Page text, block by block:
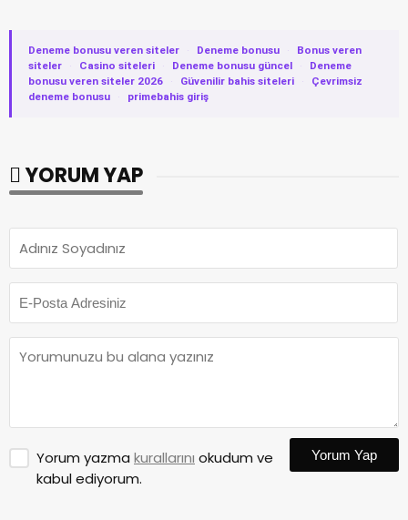
Deneme bonusu veren siteler · Deneme bonusu ·
Bonus veren
siteler
· Casino siteleri · Deneme bonusu güncel ·
Deneme
bonusu veren siteler 2026
· Güvenilir bahis siteleri ·
Çevrimsiz
deneme bonusu
· primebahis giriş
YORUM YAP
Yorum yazma kurallarını okudum ve
kabul ediyorum.
Yorum Yap